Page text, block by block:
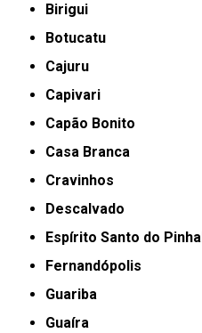
Birigui
Botucatu
Cajuru
Capivari
Capão Bonito
Casa Branca
Cravinhos
Descalvado
Espírito Santo do Pinhal
Fernandópolis
Guariba
Guaíra